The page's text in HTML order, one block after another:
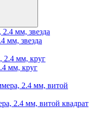
мм, звезда
мм, круг
2.4 мм, витой квадрат